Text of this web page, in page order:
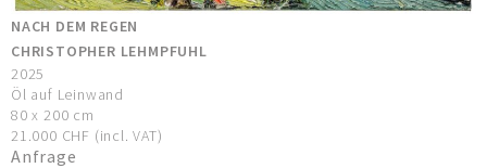
NACH DEM REGEN
CHRISTOPHER LEHMPFUHL
2025
Öl auf Leinwand
80 x 200 cm
21.000 CHF (incl. VAT)
Anfrage